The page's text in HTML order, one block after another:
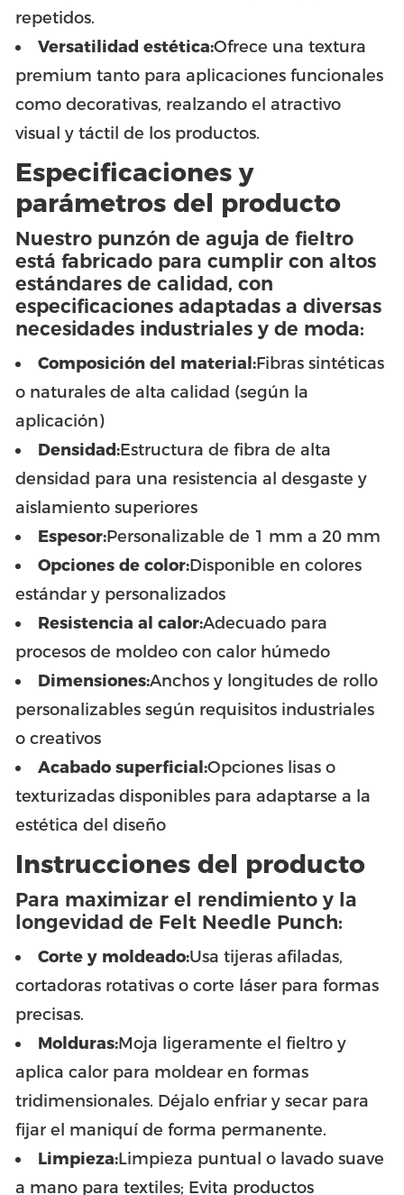
repetidos.
Versatilidad estética:Ofrece una textura
premium tanto para aplicaciones funcionales
como decorativas, realzando el atractivo
visual y táctil de los productos.
Especificaciones y
parámetros del producto
Nuestro punzón de aguja de fieltro
está fabricado para cumplir con altos
estándares de calidad, con
especificaciones adaptadas a diversas
necesidades industriales y de moda:
Composición del material:Fibras sintéticas
o naturales de alta calidad (según la
aplicación)
Densidad:Estructura de fibra de alta
densidad para una resistencia al desgaste y
aislamiento superiores
Espesor:Personalizable de 1 mm a 20 mm
Opciones de color:Disponible en colores
estándar y personalizados
Resistencia al calor:Adecuado para
procesos de moldeo con calor húmedo
Dimensiones:Anchos y longitudes de rollo
personalizables según requisitos industriales
o creativos
Acabado superficial:Opciones lisas o
texturizadas disponibles para adaptarse a la
estética del diseño
Instrucciones del producto
Para maximizar el rendimiento y la
longevidad de Felt Needle Punch:
Corte y moldeado:Usa tijeras afiladas,
cortadoras rotativas o corte láser para formas
precisas.
Molduras:Moja ligeramente el fieltro y
aplica calor para moldear en formas
tridimensionales. Déjalo enfriar y secar para
fijar el maniquí de forma permanente.
Limpieza:Limpieza puntual o lavado suave
a mano para textiles; Evita productos